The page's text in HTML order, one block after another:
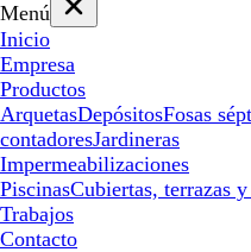
Menú
Inicio
Empresa
Productos
ArquetasDepósitosFosas
contadoresJardineras
Impermeabilizaciones
PiscinasCubiertas, terrazas
Trabajos
Contacto